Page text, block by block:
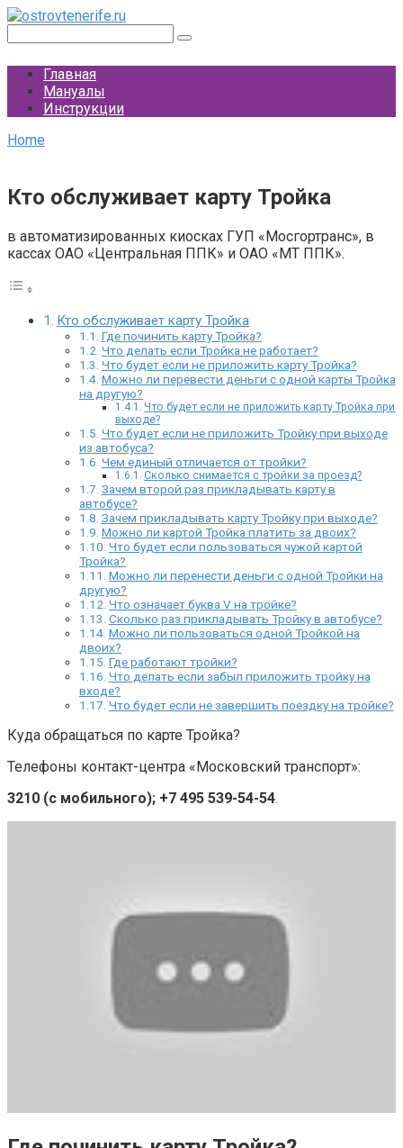
Перейти
контенту
Главная
Мануалы
Инструкции
Home
Кто обслуживает карту Тройка
в автоматизированных киосках ГУП «Мосгортранс», в
кассах ОАО «Центральная ППК» и ОАО «МТ ППК».
Кто обслуживает карту Тройка
Где починить карту Тройка?
Что делать если Тройка не работает?
Что будет если не приложить карту Тройка?
Можно ли перевести деньги с одной карты Тройка
на другую?
Что будет если не приложить карту Тройка при
выходе?
Что будет если не приложить Тройку при выходе
из автобуса?
Чем единый отличается от тройки?
Сколько снимается с тройки за проезд?
Зачем второй раз прикладывать карту в
автобусе?
Зачем прикладывать карту Тройку при выходе?
Можно ли картой Тройка платить за двоих?
Что будет если пользоваться чужой картой
Тройка?
Можно ли перенести деньги с одной Тройки на
другую?
Что означает буква V на тройке?
Сколько раз прикладывать Тройку в автобусе?
Можно ли пользоваться одной Тройкой на
двоих?
Где работают тройки?
Что делать если забыл приложить тройку на
входе?
Что будет если не завершить поездку на тройке?
Куда обращаться по карте Тройка?
Телефоны контакт-центра «Московский транспорт»:
3210 (с мобильного); +7 495 539-54-54.